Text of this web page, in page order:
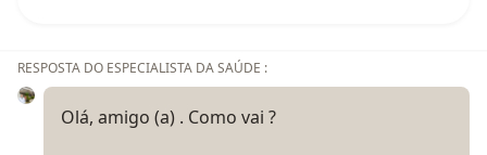
RESPOSTA DO ESPECIALISTA DA SAÚDE :
Olá, amigo (a) . Como vai ?